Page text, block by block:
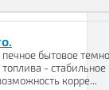
бытовое
- стабильное
корре...